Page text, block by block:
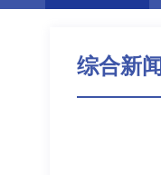
综合新闻